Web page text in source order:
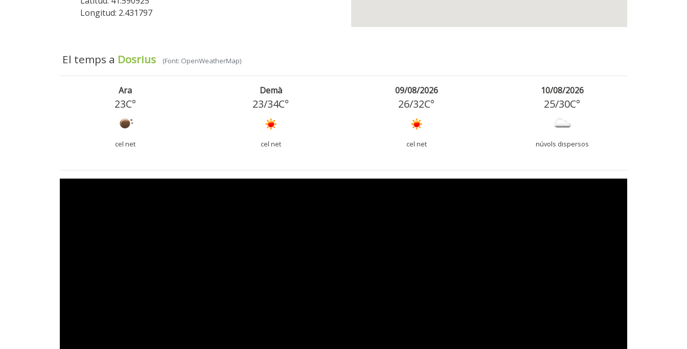
Longitud: 2.431797
El temps a Dosrius (Font: OpenWeatherMap)
Ara
23C°
cel net
Demà
23/34C°
cel net
09/08/2026
26/32C°
cel net
10/08/2026
25/30C°
núvols dispersos